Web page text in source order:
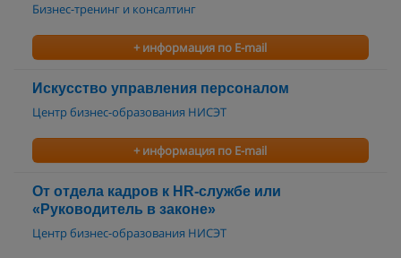
Бизнес-тренинг и консалтинг
+ информация по E-mail
Искусство управления персоналом
Центр бизнес-образования НИСЭТ
+ информация по E-mail
От отдела кадров к HR-службе или
«Руководитель в законе»
Центр бизнес-образования НИСЭТ